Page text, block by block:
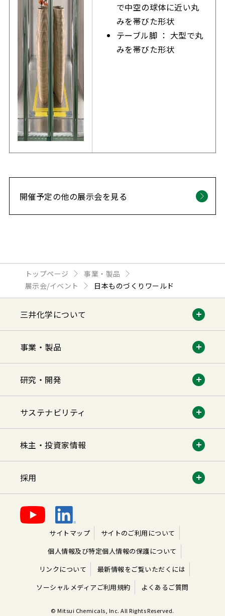
で中空の球体に近い丸
みを帯びた形状
テーブル脚 ： 大型で丸
みを帯びた形状
開催予定の他の展示会を見る
トップページ
事業・製品
展示会/イベント
日本ものづくりワールド
三井化学について
事業・製品
研究・開発
サステナビリティ
株主・投資家情報
採用
サイトマップ
サイトのご利用について
個人情報及び特定個人情報の保護について
リンクについて
最新情報をご覧いただくには
ソーシャルメディアご利用規約
よくあるご質問
© Mitsui Chemicals, Inc. All Rights Reserved.